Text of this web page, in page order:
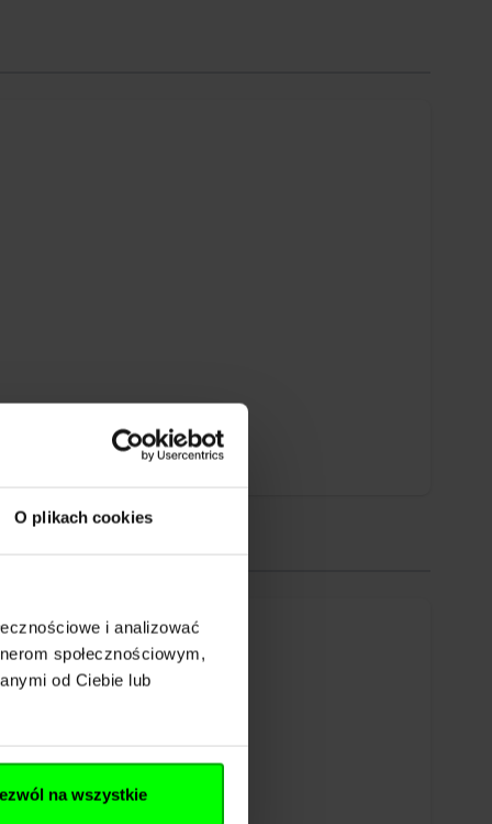
O plikach cookies
i analizować
społecznościowym,
od Ciebie lub
na wszystkie